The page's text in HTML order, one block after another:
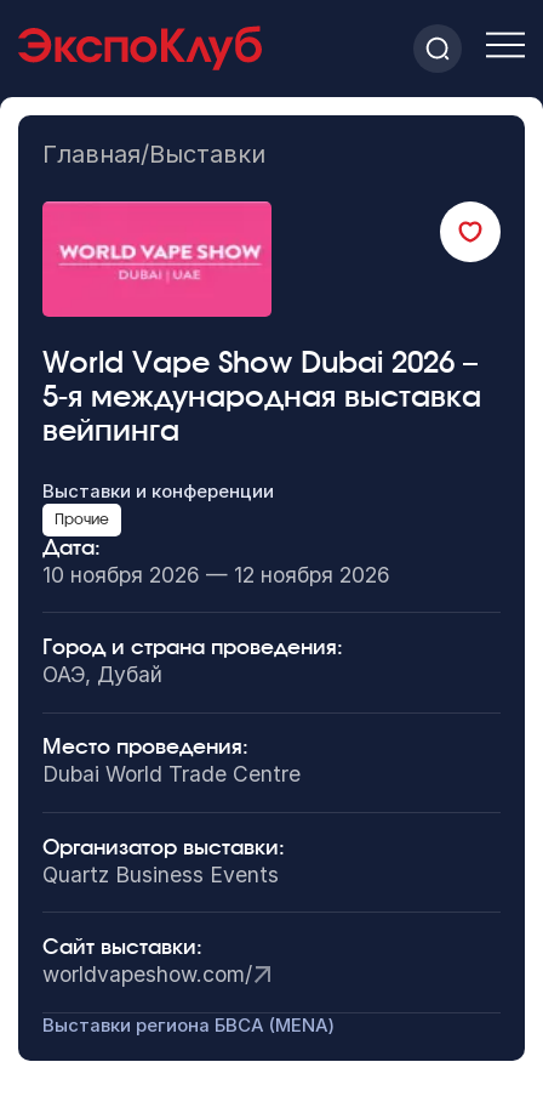
Главная/Выставки
World Vape Show Dubai 2026 –
5-я международная выставка
вейпинга
Выставки и конференции
Прочие
Дата:
10 ноября 2026 — 12 ноября 2026
Город и страна проведения:
ОАЭ, Дубай
Место проведения:
Dubai World Trade Centre
Организатор выставки:
Quartz Business Events
Сайт выставки:
worldvapeshow.com/
Выставки региона БВСА (MENA)